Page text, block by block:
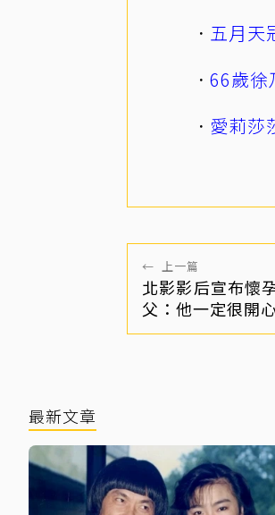
五月天
66歲
愛莉莎
← 上一篇
北影影后宣布懷
父：他一定很開
最新文章